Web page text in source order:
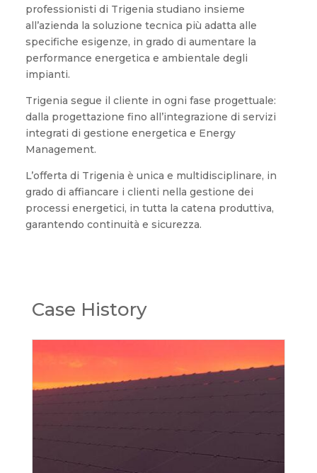
professionisti di Trigenia studiano insieme
all’azienda la soluzione tecnica più adatta alle
specifiche esigenze, in grado di aumentare la
performance energetica e ambientale degli
impianti.
Trigenia segue il cliente in ogni fase progettuale:
dalla progettazione fino all’integrazione di servizi
integrati di gestione energetica e Energy
Management.
L’offerta di Trigenia è unica e multidisciplinare, in
grado di affiancare i clienti nella gestione dei
processi energetici, in tutta la catena produttiva,
garantendo continuità e sicurezza.
Case History